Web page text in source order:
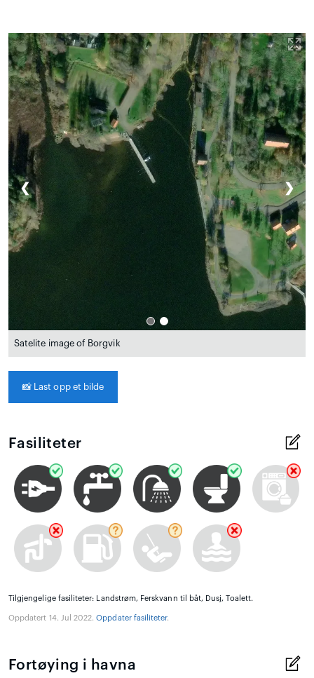
❮ ❯
Satelite image of Borgvik
📸 Last opp et bilde
Fasiliteter
Tilgjengelige fasiliteter: Landstrøm, Ferskvann til båt, Dusj, Toalett.
Oppdatert 14. Jul 2022.Oppdater fasiliteter.
Fortøying i havna